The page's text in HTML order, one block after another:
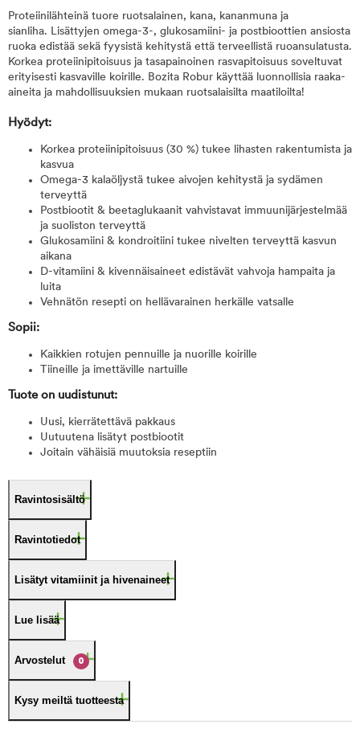
Proteiinilähteinä tuore ruotsalainen, kana, kananmuna ja
sianliha. Lisättyjen omega-3-, glukosamiini- ja postbioottien ansiosta
ruoka edistää sekä fyysistä kehitystä että terveellistä ruoansulatusta.
Korkea proteiinipitoisuus ja tasapainoinen rasvapitoisuus soveltuvat
erityisesti kasvaville koirille. Bozita Robur käyttää luonnollisia raaka-
aineita ja mahdollisuuksien mukaan ruotsalaisilta maatiloilta!
Hyödyt:
Korkea proteiinipitoisuus (30 %) tukee lihasten rakentumista ja
kasvua
Omega-3 kalaöljystä tukee aivojen kehitystä ja sydämen
terveyttä
Postbiootit & beetaglukaanit vahvistavat immuunijärjestelmää
ja suoliston terveyttä
Glukosamiini & kondroitiini tukee nivelten terveyttä kasvun
aikana
D-vitamiini & kivennäisaineet edistävät vahvoja hampaita ja
luita
Vehnätön resepti on hellävarainen herkälle vatsalle
Sopii:
Kaikkien rotujen pennuille ja nuorille koirille
Tiineille ja imettäville nartuille
Tuote on uudistunut:
Uusi, kierrätettävä pakkaus
Uutuutena lisätyt postbiootit
Joitain vähäisiä muutoksia reseptiin
Ravintosisältö
Ravintotiedot
Lisätyt vitamiinit ja hivenaineet
Lue lisää
Arvostelut 0
Kysy meiltä tuotteesta